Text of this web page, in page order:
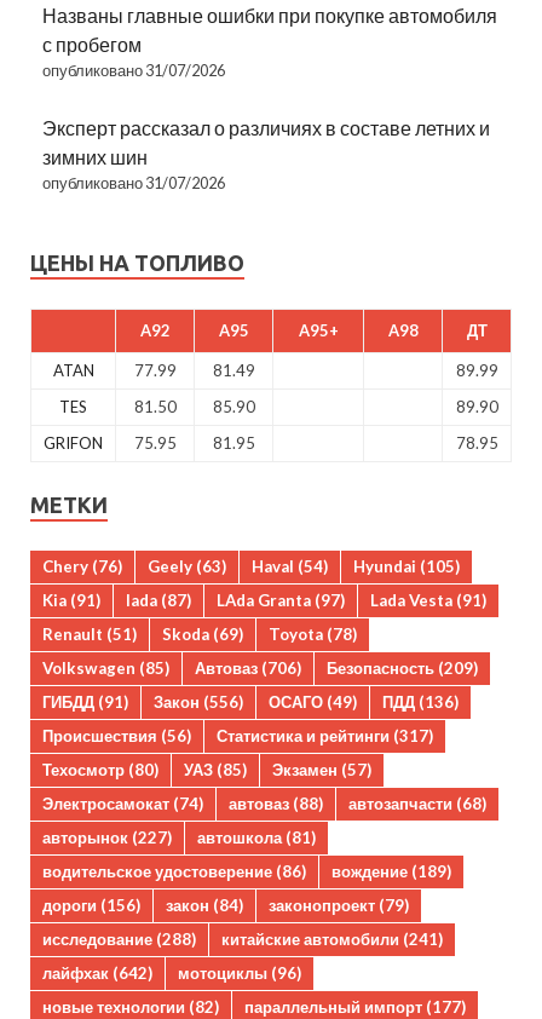
Названы главные ошибки при покупке автомобиля
с пробегом
опубликовано 31/07/2026
Эксперт рассказал о различиях в составе летних и
зимних шин
опубликовано 31/07/2026
ЦЕНЫ НА ТОПЛИВО
A92 A95 A95+ A98 ДТ
ATAN 77.99 81.49
89.99
TES
81.50 85.90
89.90
GRIFON
75.95 81.95 78.95
МЕТКИ
Chery (76) Geely (63) Haval (54) Hyundai (105)
Kia (91) lada (87) LAda Granta (97) Lada Vesta (91)
Renault (51) Skoda (69) Toyota (78)
Volkswagen (85) Автоваз (706) Безопасность (209)
ГИБДД (91) Закон (556) ОСАГО (49) ПДД (136)
Происшествия (56) Статистика и рейтинги (317)
Техосмотр (80) УАЗ (85) Экзамен (57)
Электросамокат (74) автоваз (88) автозапчасти (68)
авторынок (227) автошкола(81)
водительское удостоверение (86) вождение (189)
дороги (156) закон (84) законопроект (79)
исследование (288) китайские автомобили (241)
лайфхак (642) мотоциклы (96)
новые технологии (82) параллельный импорт (177)